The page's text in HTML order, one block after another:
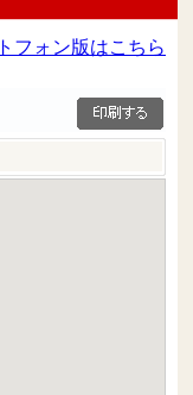
フォン版はこちら